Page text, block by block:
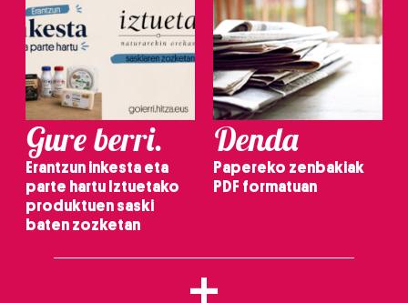
Gure berri.
Erantzun inkesta eta
parte hartu Iztuetako
produktuen saski
baten zozketan
Denda
Papereko zenbakiak
PDF formatuan